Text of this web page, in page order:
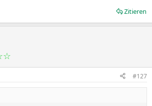
Zitieren
#127